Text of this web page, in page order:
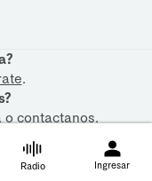
.
ocontactanos.
Radio Ingresar